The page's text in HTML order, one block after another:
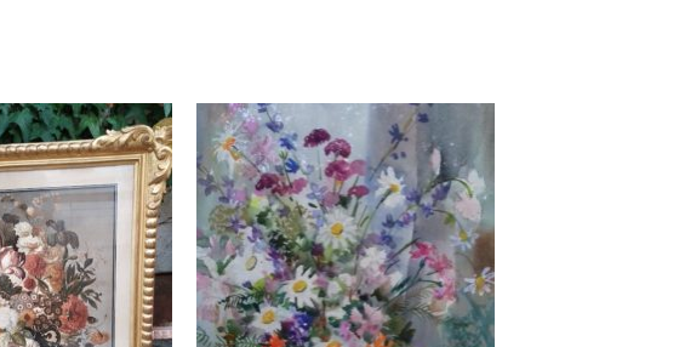
DE STOCK RUPTURE DE STOCK